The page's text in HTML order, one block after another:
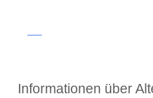
Informationen über